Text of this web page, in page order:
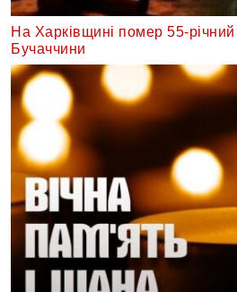
На Харківщині помер 55-річний
Бучаччини